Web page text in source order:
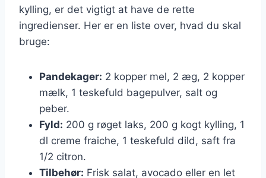
kylling, er det vigtigt at have de rette
ingredienser. Her er en liste over, hvad du skal
bruge:
Pandekager: 2 kopper mel, 2 æg, 2 kopper
mælk, 1 teskefuld bagepulver, salt og
peber.
Fyld: 200 g røget laks, 200 g kogt kylling, 1
dl creme fraiche, 1 teskefuld dild, saft fra
1/2 citron.
Tilbehør: Frisk salat, avocado eller en let